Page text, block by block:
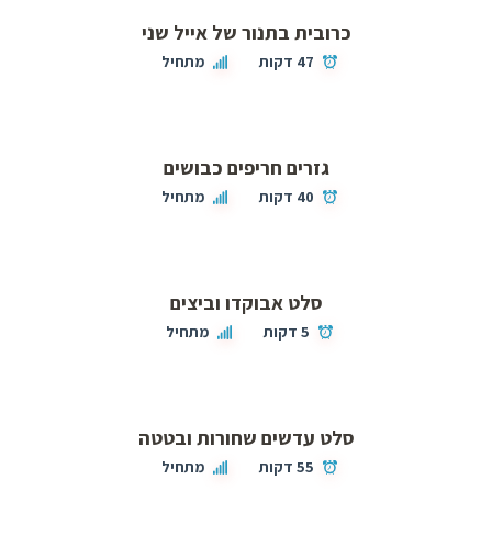
כרובית בתנור של אייל שני
47 דקות מתחיל
גזרים חריפים כבושים
40 דקות מתחיל
סלט אבוקדו וביצים
5 דקות מתחיל
סלט עדשים שחורות ובטטה
55 דקות מתחיל